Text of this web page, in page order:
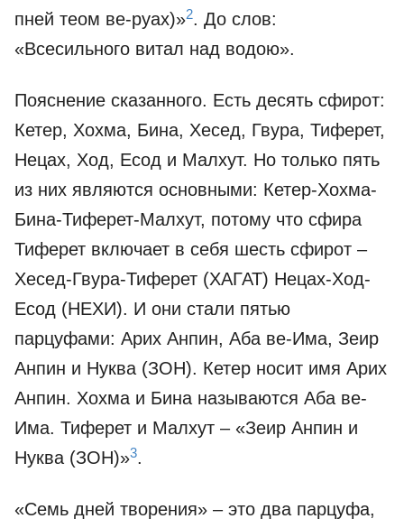
пней теом ве-руах)»2. До слов:
«Всесильного витал над водою».
Пояснение сказанного. Есть десять сфирот:
Кетер, Хохма, Бина, Хесед, Гвура, Тиферет,
Нецах, Ход, Есод и Малхут. Но только пять
из них являются основными: Кетер-Хохма-
Бина-Тиферет-Малхут, потому что сфира
Тиферет включает в себя шесть сфирот –
Хесед-Гвура-Тиферет (ХАГАТ) Нецах-Ход-
Есод (НЕХИ). И они стали пятью
парцуфами: Арих Анпин, Аба ве-Има, Зеир
Анпин и Нуква (ЗОН). Кетер носит имя Арих
Анпин. Хохма и Бина называются Аба ве-
Има. Тиферет и Малхут – «Зеир Анпин и
Нуква (ЗОН)»3.
«Семь дней творения» – это два парцуфа,